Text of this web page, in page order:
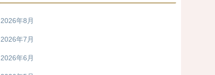
2026年8月
2026年7月
2026年6月